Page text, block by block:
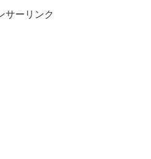
サーリンク